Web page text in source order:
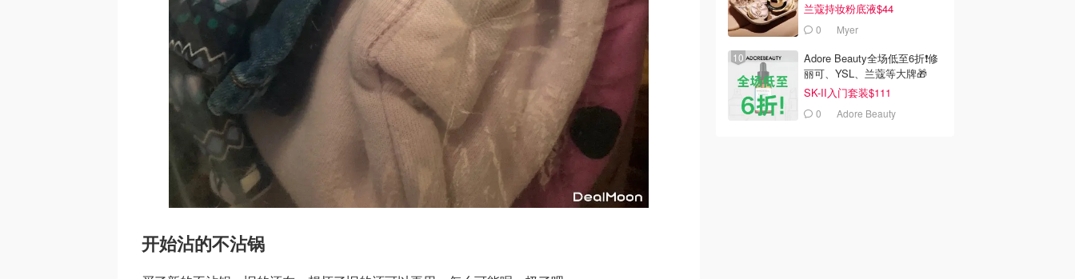
开始沾的不沾锅
兰蔻持妆粉底液$44
0 Myer
Adore Beauty全场低至6折❗修
丽可、YSL、兰蔻等大牌🎁
SK-II入门套装$111
0 Adore Beauty